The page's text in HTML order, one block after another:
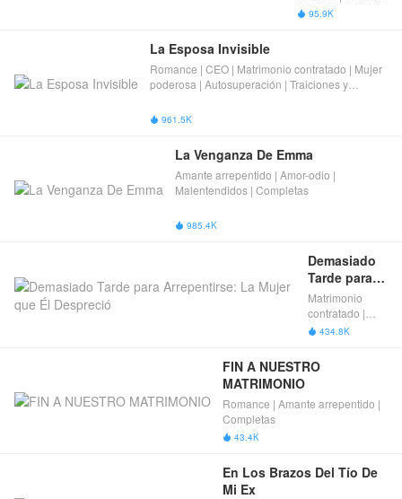
arrepentido |
 95.9K
La Esposa Invisible
Romance | CEO | Matrimonio contratado | Mujer
poderosa | Autosuperación | Traiciones y
 961.5K
La Venganza De Emma
Amante arrepentido | Amor-odio |
Malentendidos | Completas
 985.4K
Demasiado
Tarde para
Arrepentirse:
La Mujer que
Él Despreció
Matrimonio
contratado |
Mujer poderosa
arrepentido |
Completas
 434.8K
FIN A NUESTRO
MATRIMONIO
Romance | Amante arrepentido |
Completas
 43.4K
En Los Brazos Del Tío De
Mi Ex